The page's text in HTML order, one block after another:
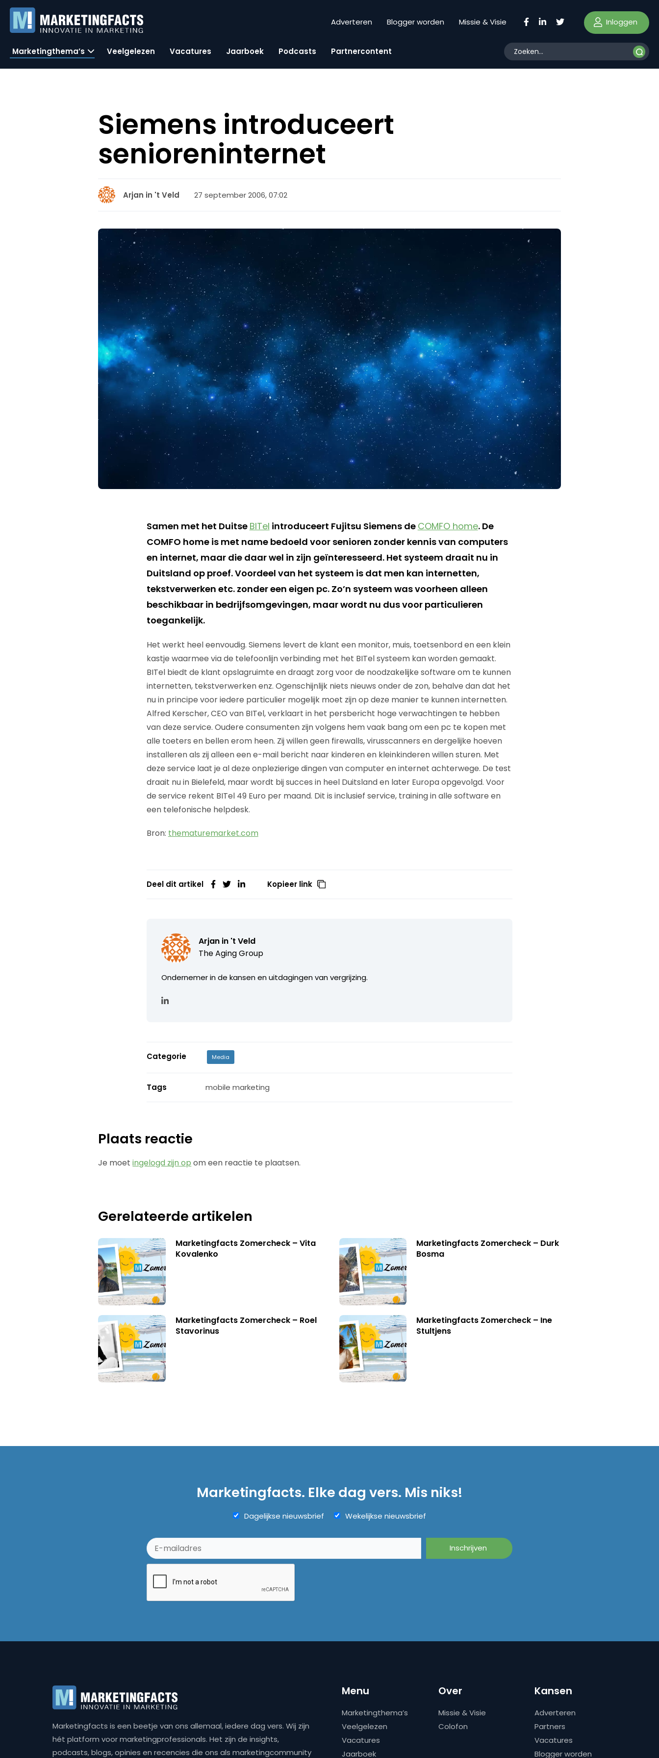
Adverteren Blogger worden Missie & Visie Inloggen
Marketingthema’s Veelgelezen Vacatures Jaarboek Podcasts Partnercontent
Siemens introduceert
senioreninternet
Arjan in 't Veld 27 september 2006, 07:02
Samen met het Duitse BITel introduceert Fujitsu Siemens de COMFO home. De
COMFO home is met name bedoeld voor senioren zonder kennis van computers
en internet, maar die daar wel in zijn geïnteresseerd. Het systeem draait nu in
Duitsland op proef. Voordeel van het systeem is dat men kan internetten,
tekstverwerken etc. zonder een eigen pc. Zo’n systeem was voorheen alleen
beschikbaar in bedrijfsomgevingen, maar wordt nu dus voor particulieren
toegankelijk.
Het werkt heel eenvoudig. Siemens levert de klant een monitor, muis, toetsenbord en een klein
kastje waarmee via de telefoonlijn verbinding met het BITel systeem kan worden gemaakt.
BITel biedt de klant opslagruimte en draagt zorg voor de noodzakelijke software om te kunnen
internetten, tekstverwerken enz. Ogenschijnlijk niets nieuws onder de zon, behalve dan dat het
nu in principe voor iedere particulier mogelijk moet zijn op deze manier te kunnen internetten.
Alfred Kerscher, CEO van BITel, verklaart in het persbericht hoge verwachtingen te hebben
van deze service. Oudere consumenten zijn volgens hem vaak bang om een pc te kopen met
alle toeters en bellen erom heen. Zij willen geen firewalls, virusscanners en dergelijke hoeven
installeren als zij alleen een e-mail bericht naar kinderen en kleinkinderen willen sturen. Met
deze service laat je al deze onplezierige dingen van computer en internet achterwege. De test
draait nu in Bielefeld, maar wordt bij succes in heel Duitsland en later Europa opgevolgd. Voor
de service rekent BITel 49 Euro per maand. Dit is inclusief service, training in alle software en
een telefonische helpdesk.
Bron: thematuremarket.com
Deel dit artikel Kopieer link
Arjan in 't Veld
The Aging Group
Ondernemer in de kansen en uitdagingen van vergrijzing.
Categorie Media
Tags mobile marketing
Plaats reactie
Je moetingelogd zijn op om een reactie te plaatsen.
Gerelateerde artikelen
Marketingfacts Zomercheck – Vita
Kovalenko
Marketingfacts Zomercheck – Durk
Bosma
Marketingfacts Zomercheck – Roel
Stavorinus
Marketingfacts Zomercheck – Ine
Stultjens
Marketingfacts. Elke dag vers. Mis niks!
Dagelijkse nieuwsbrief Wekelijkse nieuwsbrief
Marketingfacts is een beetje van ons allemaal, iedere dag vers. Wij zijn
hét platform voor marketingprofessionals. Het zijn de insights,
podcasts, blogs, opinies en recencies die ons als marketingcommunity
Menu
Marketingthema’s
Veelgelezen
Vacatures
Jaarboek
Over
Missie & Visie
Colofon
Kansen
Adverteren
Partners
Vacatures
Blogger worden